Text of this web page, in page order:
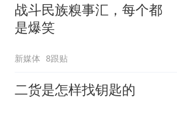
战斗民族糗事汇，每个都
是爆笑
新媒体 8跟贴
二货是怎样找钥匙的